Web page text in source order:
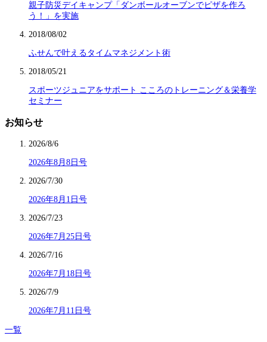
親子防災デイキャンプ「ダンボールオーブンでピザを作ろ
う！」を実施
2018/08/02
ふせんで叶えるタイムマネジメント術
2018/05/21
スポーツジュニアをサポート こころのトレーニング＆栄養学
セミナー
お知らせ
2026/8/6
2026年8月8日号
2026/7/30
2026年8月1日号
2026/7/23
2026年7月25日号
2026/7/16
2026年7月18日号
2026/7/9
2026年7月11日号
一覧